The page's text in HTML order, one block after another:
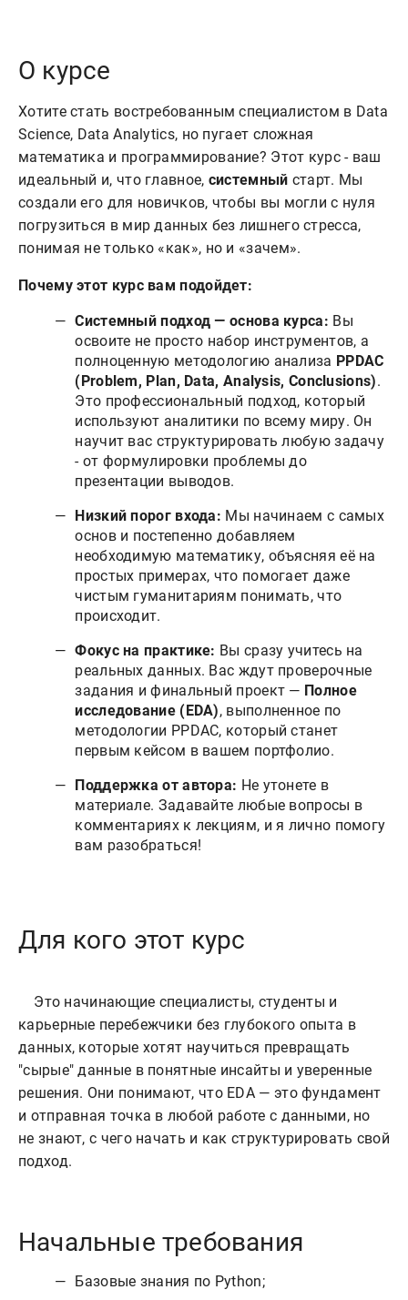
О курсе
Хотите стать востребованным специалистом в Data
Science, Data Analytics, но пугает сложная
математика и программирование? Этот курс - ваш
идеальный и, что главное, системный старт. Мы
создали его для новичков, чтобы вы могли с нуля
погрузиться в мир данных без лишнего стресса,
понимая не только «как», но и «зачем».
Почему этот курс вам подойдет:
Системный подход — основа курса: Вы
освоите не просто набор инструментов, а
полноценную методологию анализа PPDAC
(Problem, Plan, Data, Analysis, Conclusions).
Это профессиональный подход, который
используют аналитики по всему миру. Он
научит вас структурировать любую задачу
- от формулировки проблемы до
презентации выводов.
Низкий порог входа: Мы начинаем с самых
основ и постепенно добавляем
необходимую математику, объясняя её на
простых примерах, что помогает даже
чистым гуманитариям понимать, что
происходит.
Фокус на практике: Вы сразу учитесь на
реальных данных. Вас ждут проверочные
задания и финальный проект — Полное
исследование (EDA), выполненное по
методологии PPDAC, который станет
первым кейсом в вашем портфолио.
Поддержка от автора: Не утонете в
материале. Задавайте любые вопросы в
комментариях к лекциям, и я лично помогу
вам разобраться!
Для кого этот курс
карьерные перебежчики без глубокого опыта в
данных, которые хотят научиться превращать
"сырые" данные в понятные инсайты и уверенные
решения. Они понимают, что EDA — это фундамент
и отправная точка в любой работе с данными, но
не знают, с чего начать и как структурировать свой
Начальные требования
Базовые знания по Python;